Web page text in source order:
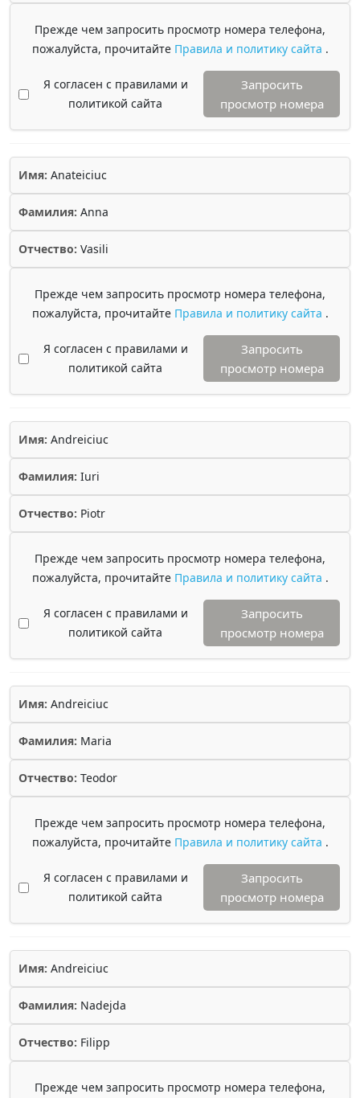
Прежде чем запросить просмотр номера телефона,
пожалуйста, прочитайте Правила и политику сайта .
Я согласен с правилами и
политикой сайта
Запросить
просмотр номера
Имя: Anateiciuc
Фамилия: Anna
Отчество: Vasili
Прежде чем запросить просмотр номера телефона,
пожалуйста, прочитайте Правила и политику сайта .
Я согласен с правилами и
политикой сайта
Запросить
просмотр номера
Имя: Andreiciuc
Фамилия: Iuri
Отчество: Piotr
Прежде чем запросить просмотр номера телефона,
пожалуйста, прочитайте Правила и политику сайта .
Я согласен с правилами и
политикой сайта
Запросить
просмотр номера
Имя: Andreiciuc
Фамилия: Maria
Отчество: Teodor
Прежде чем запросить просмотр номера телефона,
пожалуйста, прочитайте Правила и политику сайта .
Я согласен с правилами и
политикой сайта
Запросить
просмотр номера
Имя: Andreiciuc
Фамилия: Nadejda
Отчество: Filipp
Прежде чем запросить просмотр номера телефона,